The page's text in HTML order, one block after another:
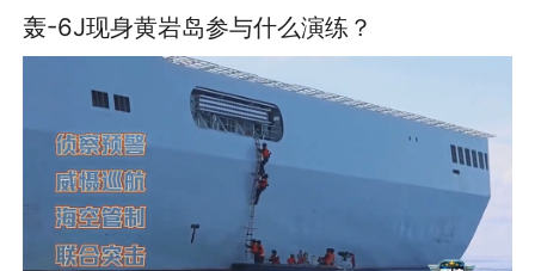
轰-6J现身黄岩岛参与什么演练？